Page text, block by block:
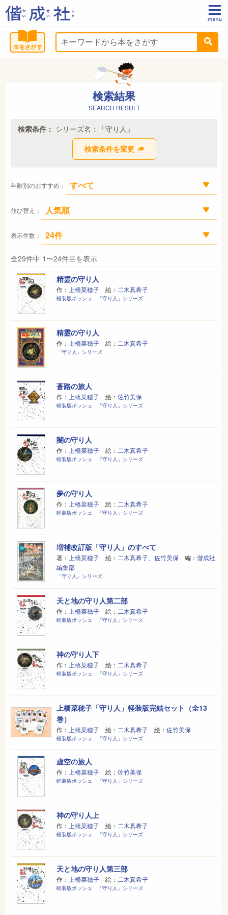
検索結果
SEARCH RESULT
検索条件： シリーズ名：「守り人」
検索条件を変更
年齢別のおすすめ：
並び替え：
表示件数：
全29件中 1〜24件目を表示
精霊の守り人
作： 上橋菜穂子 絵： 二木真希子
軽装版ポッシュ 「守り人」シリーズ
精霊の守り人
作： 上橋菜穂子 絵： 二木真希子
「守り人」シリーズ
蒼路の旅人
作： 上橋菜穂子 絵： 佐竹美保
軽装版ポッシュ 「守り人」シリーズ
闇の守り人
作： 上橋菜穂子 絵： 二木真希子
軽装版ポッシュ 「守り人」シリーズ
夢の守り人
作： 上橋菜穂子 絵： 二木真希子
軽装版ポッシュ 「守り人」シリーズ
増補改訂版「守り人」のすべて
著： 上橋菜穂子 絵： 二木真希子 佐竹美保 編： 偕成社
編集部
「守り人」シリーズ
天と地の守り人第二部
作： 上橋菜穂子 絵： 二木真希子
軽装版ポッシュ 「守り人」シリーズ
神の守り人下
作： 上橋菜穂子 絵： 二木真希子
軽装版ポッシュ 「守り人」シリーズ
上橋菜穂子「守り人」軽装版完結セット（全13
巻）
作： 上橋菜穂子 絵： 二木真希子 絵： 佐竹美保
軽装版ポッシュ 「守り人」シリーズ
虚空の旅人
作： 上橋菜穂子 絵： 佐竹美保
軽装版ポッシュ 「守り人」シリーズ
神の守り人上
作： 上橋菜穂子 絵： 二木真希子
軽装版ポッシュ 「守り人」シリーズ
天と地の守り人第三部
作： 上橋菜穂子 絵： 二木真希子
軽装版ポッシュ 「守り人」シリーズ